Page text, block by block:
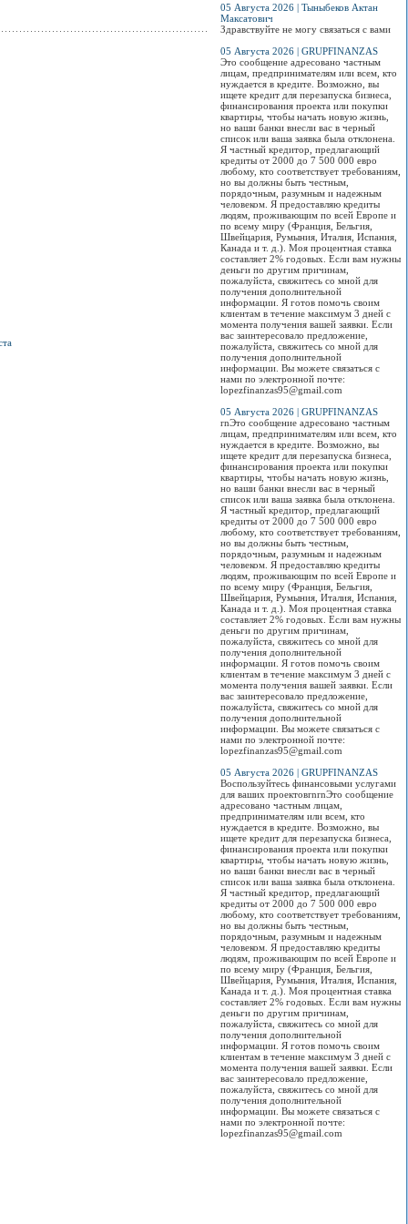
05 Августа 2026 | Тыныбеков Актан
Максатович
Здравствуйте не могу связаться с вами
05 Августа 2026 | GRUPFINANZAS
Это сообщение адресовано частным
лицам, предпринимателям или всем, кто
нуждается в кредите. Возможно, вы
ищете кредит для перезапуска бизнеса,
финансирования проекта или покупки
квартиры, чтобы начать новую жизнь,
но ваши банки внесли вас в черный
список или ваша заявка была отклонена.
Я частный кредитор, предлагающий
кредиты от 2000 до 7 500 000 евро
любому, кто соответствует требованиям,
но вы должны быть честным,
порядочным, разумным и надежным
человеком. Я предоставляю кредиты
людям, проживающим по всей Европе и
по всему миру (Франция, Бельгия,
Швейцария, Румыния, Италия, Испания,
Канада и т. д.). Моя процентная ставка
составляет 2% годовых. Если вам нужны
деньги по другим причинам,
пожалуйста, свяжитесь со мной для
получения дополнительной
информации. Я готов помочь своим
клиентам в течение максимум 3 дней с
момента получения вашей заявки. Если
вас заинтересовало предложение,
пожалуйста, свяжитесь со мной для
получения дополнительной
информации. Вы можете связаться с
нами по электронной почте:
lopezfinanzas95@gmail.com
05 Августа 2026 | GRUPFINANZAS
rnЭто сообщение адресовано частным
лицам, предпринимателям или всем, кто
нуждается в кредите. Возможно, вы
ищете кредит для перезапуска бизнеса,
финансирования проекта или покупки
квартиры, чтобы начать новую жизнь,
но ваши банки внесли вас в черный
список или ваша заявка была отклонена.
Я частный кредитор, предлагающий
кредиты от 2000 до 7 500 000 евро
любому, кто соответствует требованиям,
но вы должны быть честным,
порядочным, разумным и надежным
человеком. Я предоставляю кредиты
людям, проживающим по всей Европе и
по всему миру (Франция, Бельгия,
Швейцария, Румыния, Италия, Испания,
Канада и т. д.). Моя процентная ставка
составляет 2% годовых. Если вам нужны
деньги по другим причинам,
пожалуйста, свяжитесь со мной для
получения дополнительной
информации. Я готов помочь своим
клиентам в течение максимум 3 дней с
момента получения вашей заявки. Если
вас заинтересовало предложение,
пожалуйста, свяжитесь со мной для
получения дополнительной
информации. Вы можете связаться с
нами по электронной почте:
lopezfinanzas95@gmail.com
05 Августа 2026 | GRUPFINANZAS
Воспользуйтесь финансовыми услугами
для ваших проектовrnrnЭто сообщение
адресовано частным лицам,
предпринимателям или всем, кто
нуждается в кредите. Возможно, вы
ищете кредит для перезапуска бизнеса,
финансирования проекта или покупки
квартиры, чтобы начать новую жизнь,
но ваши банки внесли вас в черный
список или ваша заявка была отклонена.
Я частный кредитор, предлагающий
кредиты от 2000 до 7 500 000 евро
любому, кто соответствует требованиям,
но вы должны быть честным,
порядочным, разумным и надежным
человеком. Я предоставляю кредиты
людям, проживающим по всей Европе и
по всему миру (Франция, Бельгия,
Швейцария, Румыния, Италия, Испания,
Канада и т. д.). Моя процентная ставка
составляет 2% годовых. Если вам нужны
деньги по другим причинам,
пожалуйста, свяжитесь со мной для
получения дополнительной
информации. Я готов помочь своим
клиентам в течение максимум 3 дней с
момента получения вашей заявки. Если
вас заинтересовало предложение,
пожалуйста, свяжитесь со мной для
получения дополнительной
информации. Вы можете связаться с
нами по электронной почте:
lopezfinanzas95@gmail.com